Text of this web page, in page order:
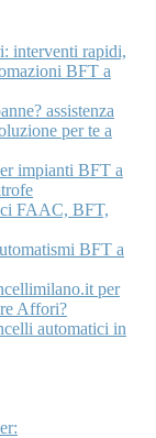
interventi rapidi,
BFT a
assistenza
per te a
impianti BFT a
FAAC, BFT,
BFT a
per
Affori?
automatici in